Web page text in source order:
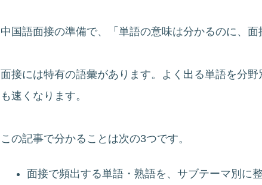
中国語面接の準備で、「単語の意味は分かるのに、面
面接には特有の語彙があります。よく出る単語を分
も速くなります。
この記事で分かることは次の3つです。
面接で頻出する単語・熟語を、サブテーマ別に